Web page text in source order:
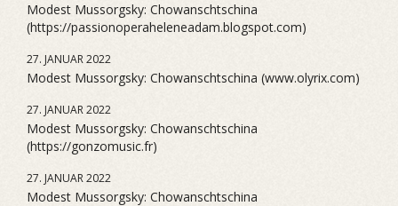
Modest Mussorgsky: Chowanschtschina
(https://passionoperaheleneadam.blogspot.com)
27. JANUAR 2022
Modest Mussorgsky: Chowanschtschina (www.olyrix.com)
27. JANUAR 2022
Modest Mussorgsky: Chowanschtschina
(https://gonzomusic.fr)
27. JANUAR 2022
Modest Mussorgsky: Chowanschtschina